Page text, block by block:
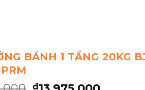
BÁNH 1 TẦNG 20KG
₫